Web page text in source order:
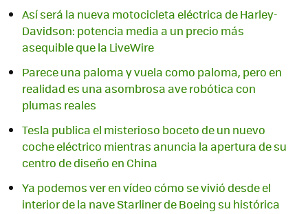
Así será la nueva motocicleta eléctrica de Harley-
Davidson: potencia media a un precio más
asequible que la LiveWire
Parece una paloma y vuela como paloma, pero en
realidad es una asombrosa ave robótica con
plumas reales
Tesla publica el misterioso boceto de un nuevo
coche eléctrico mientras anuncia la apertura de su
centro de diseño en China
Ya podemos ver en vídeo cómo se vivió desde el
interior de la nave Starliner de Boeing su histórica